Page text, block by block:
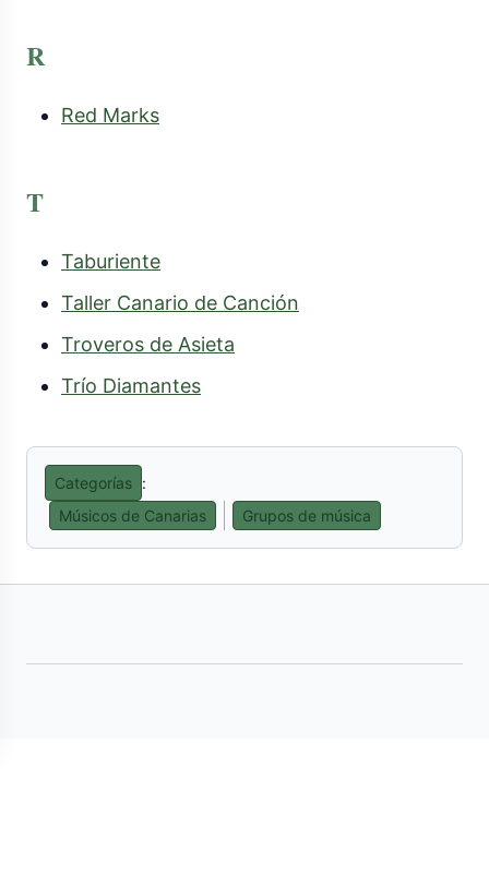
R
Red Marks
T
Taburiente
Taller Canario de Canción
Troveros de Asieta
Trío Diamantes
Categorías :
Músicos de Canarias
Grupos de música